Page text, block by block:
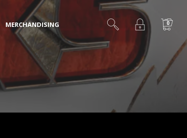
MERCHANDISING 0